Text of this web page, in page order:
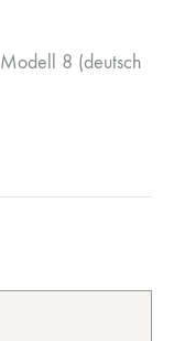
8 (deutsch